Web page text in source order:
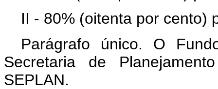
II - 80% (oitenta por cento)
Parágrafo único. O
Secretaria de
SEPLAN.